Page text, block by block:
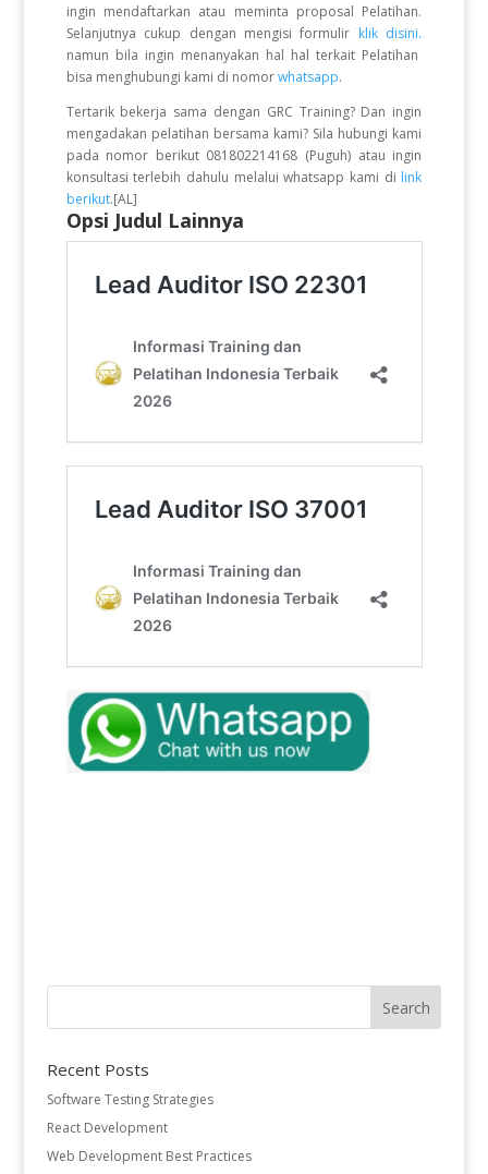
ingin mendaftarkan atau meminta proposal Pelatihan.
Selanjutnya cukup dengan mengisi formulir klik disini.
namun bila ingin menanyakan hal hal terkait Pelatihan
bisa menghubungi kami di nomorwhatsapp.
Tertarik bekerja sama dengan GRC Training? Dan ingin
mengadakan pelatihan bersama kami? Sila hubungi kami
pada nomor berikut 081802214168 (Puguh) atau ingin
konsultasi terlebih dahulu melalui whatsapp kami di link
berikut.[AL]
Opsi Judul Lainnya
Recent Posts
Software Testing Strategies
React Development
Web Development Best Practices